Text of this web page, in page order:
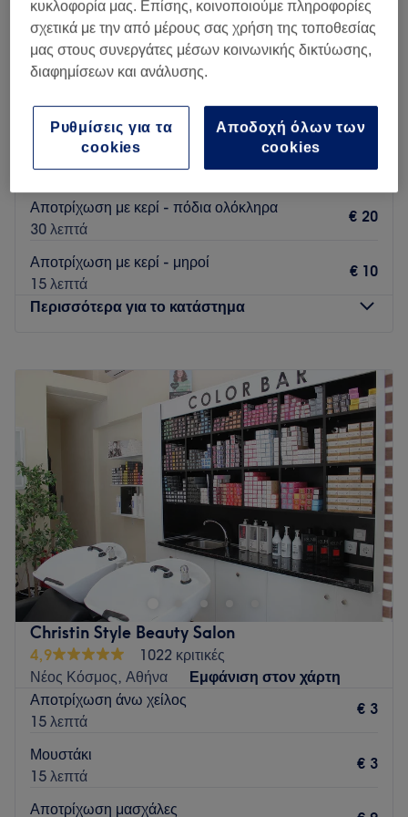
Beauty4you by Aromania
4,8
2685 κριτικές
Άγιος Αρτέμιος, Αθήνα
Εμφάνιση στον χάρτη
Αποτρίχωση με κερί - χέρια
15 λεπτά
Αποτρίχωση με κερί - πόδια ολόκληρα
30 λεπτά
€ 20
Αποτρίχωση με κερί - μηροί
15 λεπτά
€ 10
Περισσότερα για το κατάστημα
Τρίτη
11:00 –19:00
Τετάρτη
11:00– 19:00
11:00–19:00
Παρασκευή
12:00–20:00
Σάββατο
10:00–18:00
Κυριακή
Κλειστό
Το Beauty4you by Armonia πλησίον της στάσης μετρό του
Αγίου Ιωάννη προσφέρει ποικιλία υπηρεσιών ομορφιάς για
να ανανεώσει το στυλ και τη διάθεσή σου. Το κατάστημα
προσφέρει υπηρεσίες κομμωτικής και περιποίησης άκρων
καθώς επίσης και αποτρίχωση με λέιζερ. Το προσωπικό είναι
άρτια εκπαιδευμένο και φροντίζει να προσεγγίζει τον κάθε
πελάτη ξεχωριστά με βάση τις ανάγκες και το στυλ του. Κάνε
ένα δώρο στον εαυτό σου και απόλαυσε ένα υπέροχο ταξίδι
ομορφιάς!
Το κατάστημα βρίσκεται δίπλα από τη στάση του μετρό
Christin Style Beauty Salon
4,9
1022 κριτικές
Νέος Κόσμος, Αθήνα
Εμφάνιση στον χάρτη
Αποτρίχωση άνω χείλος
15 λεπτά
€ 3
Μουστάκι
15 λεπτά
€ 3
Αποτρίχωση μασχάλες
κυκλοφορία μας. Επίσης, κοινοποιούμε πληροφορίες
σχετικά με την από μέρους σας χρήση της τοποθεσίας
μας στους συνεργάτες μέσων κοινωνικής δικτύωσης,
διαφημίσεων και ανάλυσης.
Αποδοχή όλων των
cookies
Ρυθμίσεις για τα
cookies